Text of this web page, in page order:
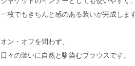
一枚でもきちんと感のある装いが完成します
オン・オフを問わず、
日々の装いに自然と馴染むブラウスです。